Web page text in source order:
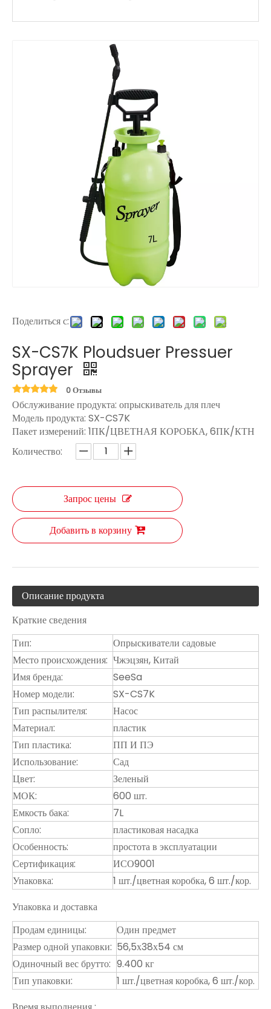
Поделиться с:
SX-CS7K Ploudsuer Pressuer
Sprayer
0 Отзывы
Обслуживание продукта: опрыскиватель для плеч
Модель продукта: SX-CS7K
Пакет измерений: 1ПК/ЦВЕТНАЯ КОРОБКА, 6ПК/КТН
Количество:
Запрос цены
Добавить в корзину
Описание продукта
Краткие сведения
Тип:
Опрыскиватели садовые
Место происхождения: Чжэцзян, Китай
Имя бренда:
SeeSa
Номер модели:
SX-CS7K
Тип распылителя:
Насос
Материал:
пластик
Тип пластика:
ПП И ПЭ
Использование:
Сад
Цвет:
Зеленый
МОК:
600 шт.
Емкость бака:
7L
Сопло:
пластиковая насадка
Особенность:
простота в эксплуатации
Сертификация:
ИСО9001
Упаковка:
1 шт./цветная коробка, 6 шт./кор.
Упаковка и доставка
Продам единицы:
Один предмет
Размер одной упаковки: 56,5х38х54 см
Одиночный вес брутто: 9.400 кг
Тип упаковки:
1 шт./цветная коробка, 6 шт./кор.